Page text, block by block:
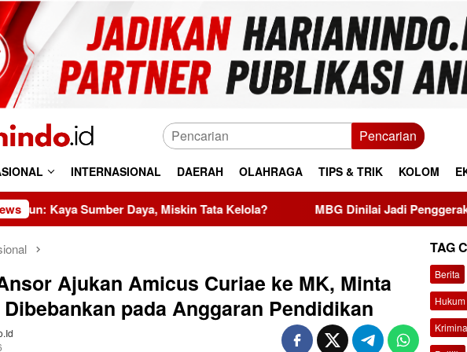
Pencarian
INTERNASIONAL DAERAH OLAHRAGA TIPS & TRIK KOLOM
Daya, Miskin Tata Kelola? MBG Dinilai Jadi Penggerak Transformasi
Ajukan Amicus Curiae ke MK, Minta
Dibebankan pada Anggaran Pendidikan
TAG
Berita